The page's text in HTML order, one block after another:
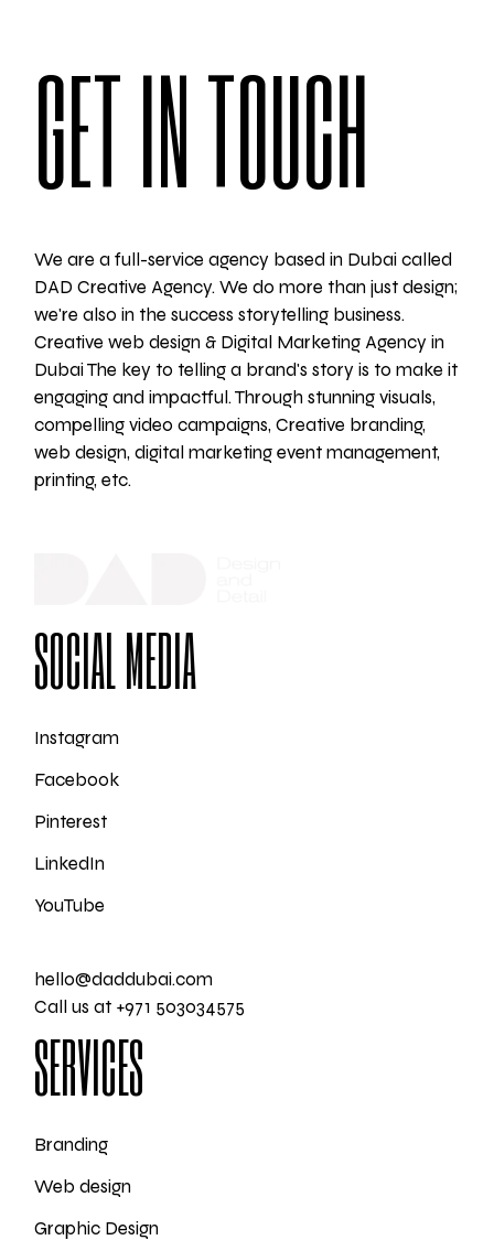
GET IN TOUCH
We are a full-service agency based in Dubai called
DAD Creative Agency. We do more than just design;
we're also in the success storytelling business.
Creative web design & Digital Marketing Agency in
Dubai The key to telling a brand's story is to make it
engaging and impactful. Through stunning visuals,
compelling video campaigns, Creative branding,
web design, digital marketing event management,
printing, etc.
SOCIAL MEDIA
Instagram
Facebook
Pinterest
LinkedIn
YouTube
hello@daddubai.com
Call us at +971 503034575
SERVICES
Branding
Web design
Graphic Design